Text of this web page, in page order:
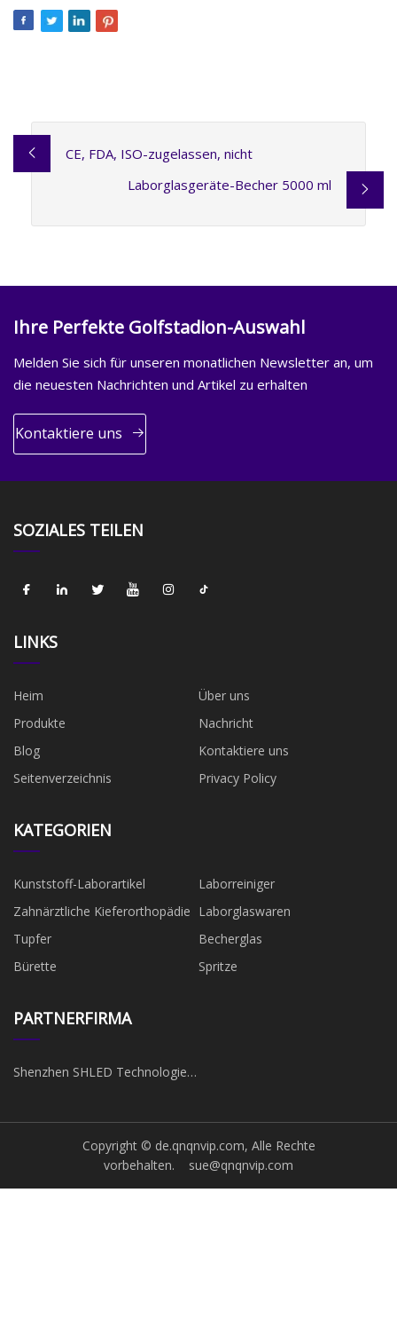
CE, FDA, ISO-zugelassen, nicht
Laborglasgeräte-Becher 5000 ml
Ihre Perfekte Golfstadion-Auswahl
Melden Sie sich für unseren monatlichen Newsletter an, um
die neuesten Nachrichten und Artikel zu erhalten
Kontaktiere uns
SOZIALES TEILEN
LINKS
Heim
Über uns
Produkte
Nachricht
Blog
Kontaktiere uns
Seitenverzeichnis
Privacy Policy
KATEGORIEN
Kunststoff-Laborartikel
Laborreiniger
Zahnärztliche Kieferorthopädie Laborglaswaren
Tupfer
Becherglas
Bürette
Spritze
PARTNERFIRMA
Shenzhen SHLED Technologie
Copyright © de.qnqnvip.com, Alle Rechte
vorbehalten. sue@qnqnvip.com